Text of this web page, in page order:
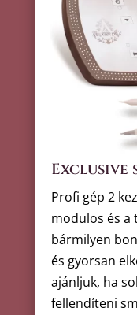
Exclusive
Profi gép 2
modulos és a
bármilyen
és gyorsan
ajánljuk, ha
fellendíteni